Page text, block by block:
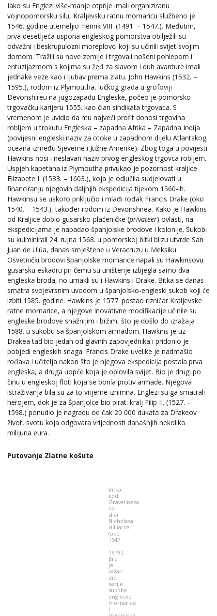
Iako su Englezi više-manje otprije imali organiziranu
vojnopomorsku silu, Kraljevsku ratnu mornaricu službeno je
1546. godine utemeljio Henrik VIII. (1491. – 1547.). Međutim,
prva desetljeća uspona engleskog pomorstva obilježili su
odvažni i beskrupulozni moreplovci koji su učinili svijet svojim
domom. Tražili su nove zemlje i trgovali nošeni pohlepom i
entuzijazmom s kojima su žeđ za slavom i duh avanture imali
jednake veze kao i ljubav prema zlatu. John Hawkins (1532. –
1595.), rodom iz Plymoutha, lučkog grada u grofoviji
Devonshireu na jugozapadu Engleske, počeo je pomorsko-
trgovačku karijeru 1555. kao član sindikata trgovaca. S
vremenom je uvidio da mu najveći profit donosi trgovina
robljem u trokutu Engleska – zapadna Afrika – Zapadna Indija
(povijesni engleski naziv za otoke u zapadnom dijelu Atlantskog
oceana između Sjeverne i Južne Amerike). Zbog toga u povijesti
Hawkins nosi i neslavan naziv prvog engleskog trgovca robljem.
Uspjeh kapetana iz Plymoutha privukao je pozornost kraljice
Elizabete I. (1533. – 1603.), koja je odlučila sudjelovati u
financiranju njegovih daljnjih ekspedicija tijekom 1560-ih.
Hawkinsu se uskoro priključio i mlađi rođak Francis Drake (oko
1540. – 1543.), također rodom iz Devonshirea. Kako je Hawkins
od Kraljice dobio gusarsko-plaćeničke (privateer) ovlasti, na
ekspedicijama je napadao španjolske brodove i kolonije. Sukobi
su kulminirali 24. rujna 1568. u pomorskoj bitki blizu utvrde San
Juan de Ulúa, danas smještene u Veracruzu u Meksiku.
Osvetnički brodovi španjolske mornarice napali su Hawkinsovu
gusarsku eskadru pri čemu su uništenje izbjegla samo dva
engleska broda, no umakli su i Hawkins i Drake. Bitka se danas
smatra svojevrsnim uvodom u španjolsko-engleski sukob koji će
izbiti 1585. godine. Hawkins je 1577. postao rizničar Kraljevske
ratne mornarice, a njegove inovativne modifikacije učinile su
engleske brodove snažnijim i bržim, što je došlo do izražaja
1588. u sukobu sa španjolskom armadom. Hawkins je uz
Drakea tad bio jedan od glavnih zapovjednika i pridonio je
pobjedi engleskih snaga. Francis Drake uvelike je nadmašio
rođaka i učitelja nakon što je njegova ekspedicija postala prva
engleska, a druga uopće koja je oplovila svijet. Bio je drugi po
činu u engleskoj floti koja se borila protiv armade. Njegova
istraživanja bila su za to vrijeme iznimna. Englezi su ga smatrali
herojem, dok je za Španjolce bio pirat: kralj Filip II. (1527. –
1598.) ponudio je nagradu od čak 20 000 dukata za Drakeov
život, svotu koja odgovara vrijednosti današnjih nekoliko
milijuna eura.
Putovanje Zlatne košute
Bitka
kod
Gravelinesa
na
slici
Nicholasa
Hilliarda
(oko
1547.
–
1619.).
Bila
je
važan
dio
serije
sukoba
engleske
mornarice
i